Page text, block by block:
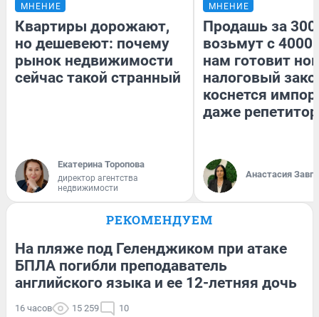
МНЕНИЕ
Квартиры дорожают,
но дешевеют: почему
рынок недвижимости
сейчас такой странный
Екатерина Торопова
директор агентства
недвижимости
МНЕНИЕ
Продашь за
возьмут с
нам готовит
налоговый
коснется
даже
Анастасия
РЕКОМЕНДУЕМ
На пляже под Геленджиком при атаке
БПЛА погибли преподаватель
английского языка и ее 12-летняя дочь
16 часов 15 259 10